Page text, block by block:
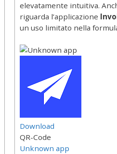
elevatamente intuitiva.
riguarda l’applicazione
un uso limitato nella
Download
QR-Code
Unknown app